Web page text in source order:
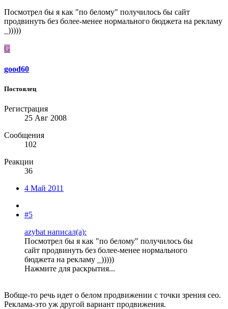
Посмотрел бы я как "по белому" получилось бы сайт
продвинуть без более-менее нормального бюджета на рекламу
_)))))
G
good60
Постоялец
Регистрация
25 Авг 2008
Сообщения
102
Реакции
36
4 Май 2011
#5
azybat написал(а):
Посмотрел бы я как "по белому" получилось бы
сайт продвинуть без более-менее нормального
бюджета на рекламу _)))))
Нажмите для раскрытия...
Вобще-то речь идет о белом продвижении с точки зрения сео.
Реклама-это уж другой вариант продвижения.